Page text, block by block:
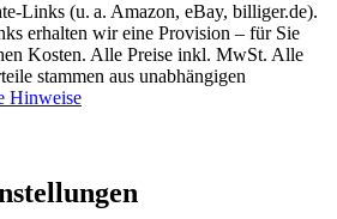
Links (u. a. Amazon, eBay, billiger.de).
erhalten wir eine Provision – für Sie
Kosten. Alle Preise inkl. MwSt. Alle
stammen aus unabhängigen
Hinweise